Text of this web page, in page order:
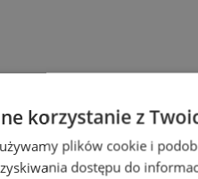
korzystanie z
plików cookie i
dostępu do